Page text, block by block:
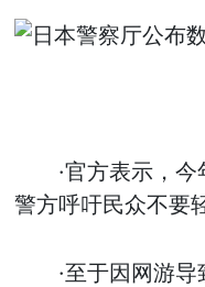
·官方表示，
警方呼吁民众不要
·至于因网游